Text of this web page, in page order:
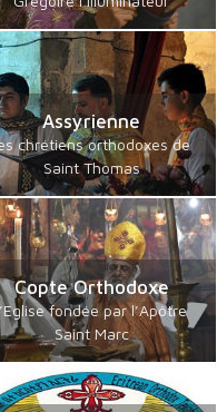
Assyrienne
chrétiens orthodoxes de
Saint Thomas
Copte Orthodoxe
fondée par l’Apôtre
Saint Marc